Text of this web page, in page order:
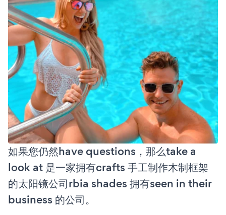
如果您仍然have questions，那么take a
look at 是一家拥有crafts 手工制作木制框架
的太阳镜公司rbia shades 拥有seen in their
business 的公司。